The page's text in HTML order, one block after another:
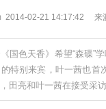
2014-02-21 14:17:42 来
国色天香》希望“森碟
特别来宾，叶一茜也首
田亮和叶一茜在接受采